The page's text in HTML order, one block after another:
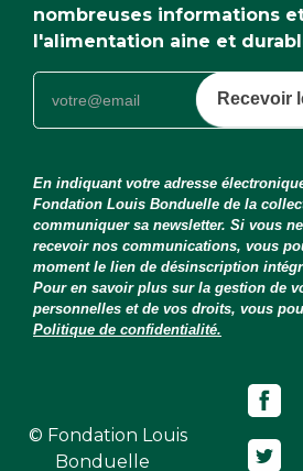
nombreuses informations
l'alimentation aine et
Recevoir
En indiquant votre adresse
Fondation Louis Bonduelle de la
communiquer sa newsletter. Si vous
recevoir nos communications, vous
moment le lien de désinscription
Pour en savoir plus sur la gestion de
personnelles et de vos droits, vous
Politique de confidentialité.
© Fondation Louis
Bonduelle